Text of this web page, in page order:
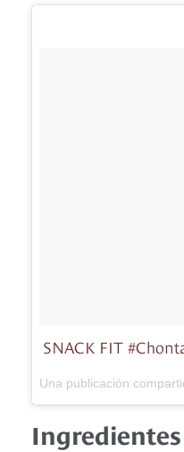
SNACK FIT
Una publicación
Ingredientes